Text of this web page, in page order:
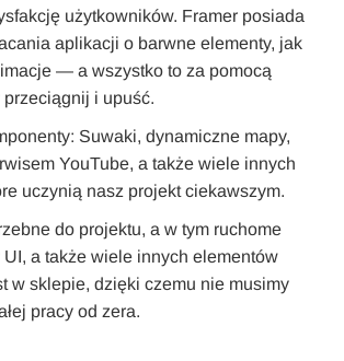
użytkowników. Framer posiada
aplikacji o barwne elementy, jak
— a wszystko to za pomocą
przeciągnij i upuść.
Suwaki, dynamiczne mapy,
YouTube, a także wiele innych
uczynią nasz projekt ciekawszym.
do projektu, a w tym ruchome
UI, a także wiele innych elementów
w sklepie, dzięki czemu nie musimy
pracy od zera.